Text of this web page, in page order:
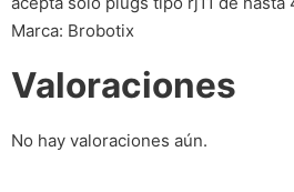
Marca: Brobotix
Valoraciones
No hay valoraciones aún.